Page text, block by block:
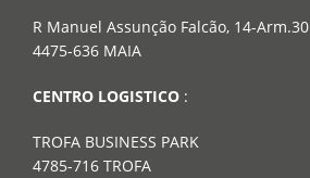
R Manuel Assunção Falcão, 14-Arm.30
4475-636 MAIA
CENTRO LOGISTICO :
TROFA BUSINESS PARK
4785-716 TROFA